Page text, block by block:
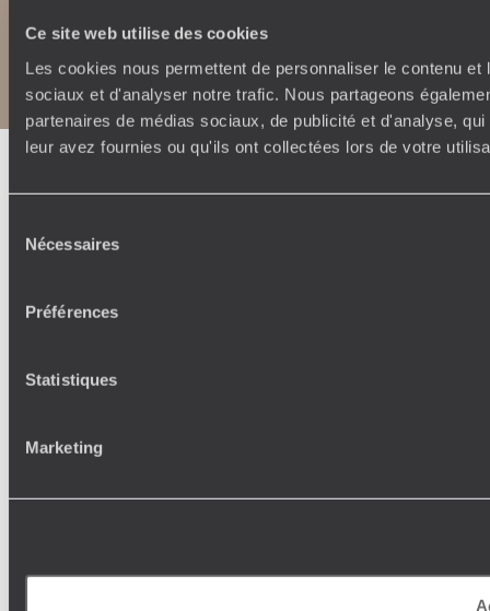
Ce site web utilise des cookies
Les cookies nous permettent de personnaliser le contenu
sociaux et d'analyser notre trafic. Nous partageons
partenaires de médias sociaux, de publicité et d'analyse,
leur avez fournies ou qu'ils ont collectées lors de votre
Nécessaires
Préférences
Statistiques
Marketing
CopyrightsPlan du site
Politique de confidentialité et de Cookies
Notice légale et CGU